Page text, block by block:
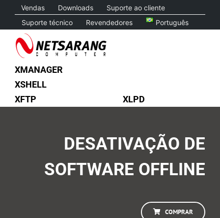
content
Vendas Downloads
Suporte ao cliente
Suporte técnico
Revendedores Português
XMANAGER
XSHELL
XFTP
XLPD
DESATIVAÇÃO DE
SOFTWARE OFFLINE
COMPRAR